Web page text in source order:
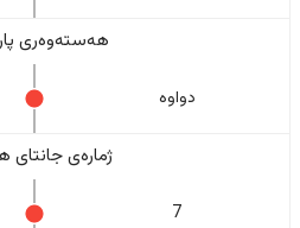
هەستەوەری
دواوە
ژمارەی جانتای
7